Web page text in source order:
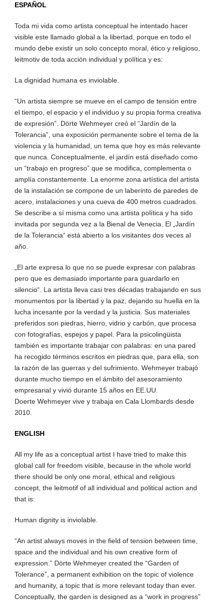
ESPAÑOL
Toda mi vida como artista conceptual he intentado hacer
visible este llamado global a la libertad, porque en todo el
mundo debe existir un solo concepto moral, ético y religioso,
leitmotiv de toda acción individual y política y es:
La dignidad humana es inviolable.
“Un artista siempre se mueve en el campo de tensión entre
el tiempo, el espacio y el individuo y su propia forma creativa
de expresión”. Dörte Wehmeyer creó el “Jardín de la
Tolerancia”, una exposición permanente sobre el tema de la
violencia y la humanidad, un tema que hoy es más relevante
que nunca. Conceptualmente, el jardín está diseñado como
un “trabajo en progreso” que se modifica, complementa o
amplía constantemente. La enorme zona artística del artista
de la instalación se compone de un laberinto de paredes de
acero, instalaciones y una cueva de 400 metros cuadrados.
Se describe a sí misma como una artista política y ha sido
invitada por segunda vez a la Bienal de Venecia. El „Jardín
de la Tolerancia“ está abierto a los visitantes dos veces al
año.
„El arte expresa lo que no se puede expresar con palabras
pero que es demasiado importante para guardarlo en
silencio“. La artista lleva casi tres décadas trabajando en sus
monumentos por la libertad y la paz, dejando su huella en la
lucha incesante por la verdad y la justicia. Sus materiales
preferidos son piedras, hierro, vidrio y carbón, que procesa
con fotografías, espejos y papel. Para la psicolingüista
también es importante trabajar con palabras: en una pared
ha recogido términos escritos en piedras que, para ella, son
la razón de las guerras y del sufrimiento. Wehmeyer trabajó
durante mucho tiempo en el ámbito del asesoramiento
empresarial y vivió durante 15 años en EE.UU.
Doerte Wehmeyer vive y trabaja en Cala Llombards desde
2010.
ENGLISH
All my life as a conceptual artist I have tried to make this
global call for freedom visible, because in the whole world
there should be only one moral, ethical and religious
concept, the leitmotif of all individual and political action and
that is:
Human dignity is inviolable.
“An artist always moves in the field of tension between time,
space and the individual and his own creative form of
expression.” Dörte Wehmeyer created the “Garden of
Tolerance”, a permanent exhibition on the topic of violence
and humanity, a topic that is more relevant today than ever.
Conceptually, the garden is designed as a “work in progress”